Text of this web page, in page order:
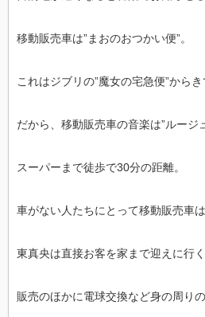
移動販売車は”まおのおつかい便”。
これはジブリの”魔女の宅急便”からき
だから、移動販売車の音楽は”ルージ
スーパーまで徒歩で30分の距離。
車がない人たちにとって移動販売車は
東真央は直接お客を家まで迎えに行く
販売のほかに電球交換など身の周りの